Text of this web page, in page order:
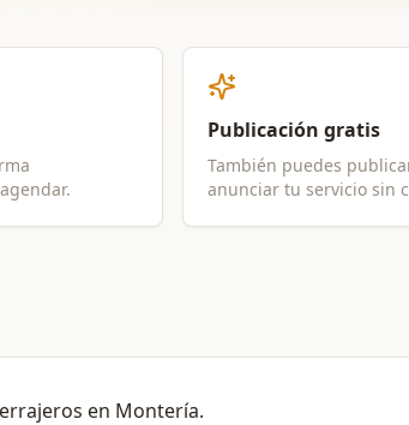
Publicación gratis
También puedes
anunciar tu servicio sin
en Montería.